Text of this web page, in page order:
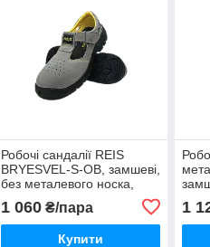
Робочі сандалії REIS
BRYESVEL-S-OB, замшеві,
без металевого носка,
спецвзуття, Польща
1 060₴/пара
Купити
1